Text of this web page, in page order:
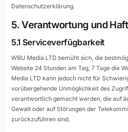
Datenschutzerklärung.
5. Verantwortung und
5.1 Serviceverfügbarkeit
WBU Media LTD bemüht sich, die
Website 24 Stunden am Tag, 7 Tage die
Media LTD kann jedoch nicht für
vorübergehende Unmöglichkeit des
verantwortlich gemacht werden, die auf
Gewalt oder auf Störungen der
zurückzuführen sind.